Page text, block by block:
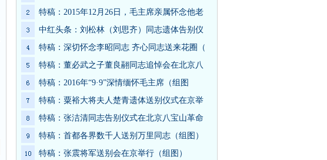
特稿：2015年12月26日，毛主席亲属怀念他老
中红头条：刘松林（刘思齐）同志遗体告别仪
特稿：深切怀念李昭同志 齐心同志送来花圈（
特稿：董必武之子董良翮同志追悼会在北京八
特稿：2016年“9·9”深情缅怀毛主席（组图
特稿：粟裕大将夫人楚青遗体送别仪式在京举
特稿：张洁清同志告别仪式在北京八宝山革命
特稿：首都各界数千人送别万里同志（组图）
特稿：张震将军送别会在京举行（组图）